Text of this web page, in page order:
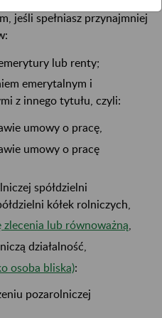
jeśli spełniasz przynajmniej
lub renty;
emerytalnym i
z innego tytułu, czyli:
umowy o pracę,
umowy o pracę
spółdzielni
kółek rolniczych,
zlecenia lub równoważną
działalność,
osoba bliska):
pozarolniczej